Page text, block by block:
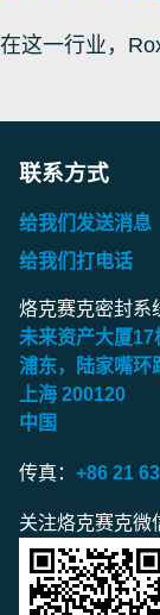
在这一行业，
联系方式
给我们发送消息
给我们打电话
烙克赛克密封系
未来资产大厦17
浦东，陆家嘴环
上海 200120
中国
传真： +86 21
关注烙克赛克微